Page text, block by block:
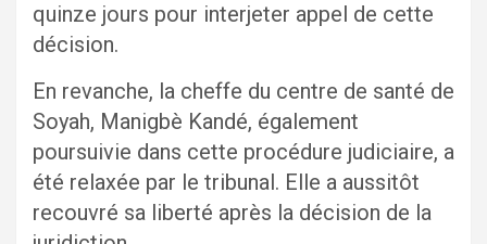
quinze jours pour interjeter appel de cette
décision.
En revanche, la cheffe du centre de santé de
Soyah, Manigbè Kandé, également
poursuivie dans cette procédure judiciaire, a
été relaxée par le tribunal. Elle a aussitôt
recouvré sa liberté après la décision de la